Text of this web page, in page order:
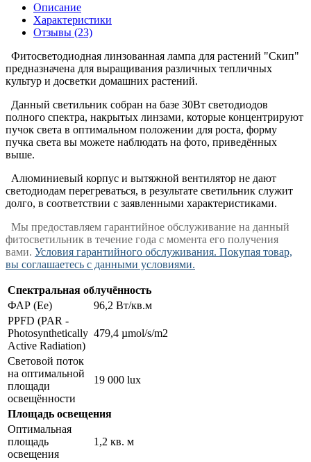
Описание
Характеристики
Отзывы (23)
Фитосветодиодная линзованная лампа для растений "Скип"
предназначена для выращивания различных тепличных
культур и досветки домашних растений.
Данный светильник собран на базе 30Вт светодиодов
полного спектра, накрытых линзами, которые концентрируют
пучок света в оптимальном положении для роста, форму
пучка света вы можете наблюдать на фото, приведённых
выше.
Алюминиевый корпус и вытяжной вентилятор не дают
светодиодам перегреваться, в результате светильник служит
долго, в соответствии с заявленными характеристиками.
Мы предоставляем гарантийное обслуживание на данный
фитосветильник в течение года с момента его получения
вами. Условия гарантийного обслуживания. Покупая товар,
вы соглашаетесь с данными условиями.
Спектральная облучённость
ФАР (Ee)
96,2 Вт/кв.м
PPFD (PAR -
Photosynthetically
Active Radiation)
479,4 µmol/s/m2
Световой поток
на оптимальной
площади
освещённости
19 000 lux
Площадь освещения
Оптимальная
площадь
освещения
1,2 кв. м